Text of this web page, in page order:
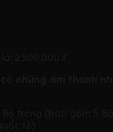
những âm thanh
trống (bao gồm 5
tế)